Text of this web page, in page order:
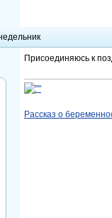
Присоединяюсь к
Рассказ о